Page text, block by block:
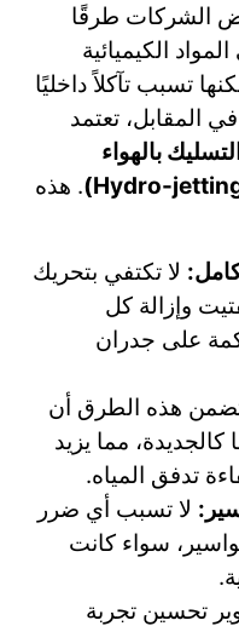
الشركات طرقًا
الكيميائية
تسبب تآكلاً داخليًا
المقابل، تعتمد
التسليك بالهواء
. هذه
لا تكتفي بتحريك
وإزالة كل
على جدران
هذه الطرق أن
كالجديدة، مما يزيد
تدفق المياه.
لا تسبب أي ضرر
سواء كانت
تحسين تجربة